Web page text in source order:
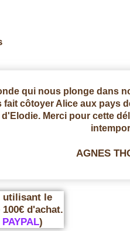
qui nous plonge dans
fait côtoyer Alice aux pays
Merci pour cette
AGNES
utilisant le
d'achat.
PAYPAL)